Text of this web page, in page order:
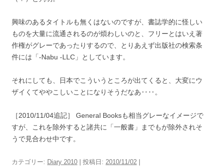
興味のあるタイトルも無くはないのですが、書誌学的に怪しい
ものを大量に流通されるのが煩わしいのと、フリーとはいえ著
作権がグレーであったりするので、とりあえず出版社の検索条
件には「-Nabu -LLC」としています。
それにしても、日本でこういうところが出てくると、大変にウ
ザイくてややこしいことになりそうだなあ‥‥。
［2010/11/04追記］ General Booksも相当グレーなイメージで
すが、これを除外すると諸共に「一般書」までもが除外されそ
うで見合わせ中です。
カテゴリー: Diary 2010 | 投稿日: 2010/11/02